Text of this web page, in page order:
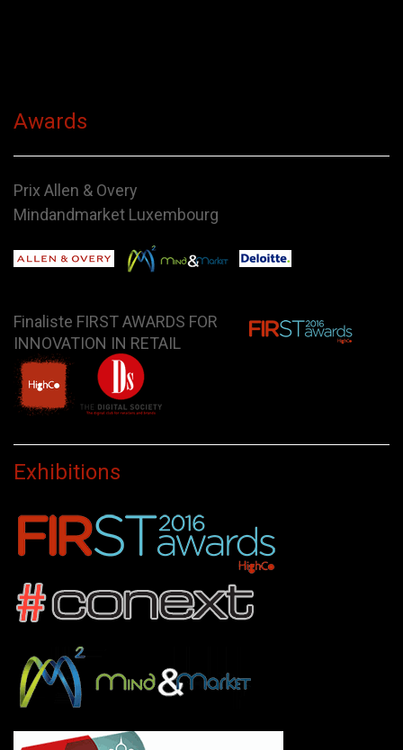
Awards
Prix Allen & Overy
Mindandmarket Luxembourg
Finaliste FIRST AWARDS FOR
INNOVATION IN RETAIL
Exhibitions